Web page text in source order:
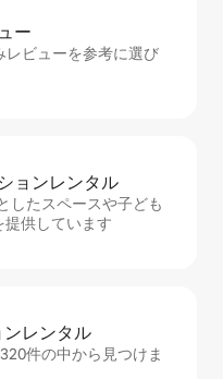
ー
ビューを参考に選び
ョ⁠ンレ⁠ン⁠タ⁠ル
したスペースや子ども
供しています
レ⁠ン⁠タ⁠ル
件の中から見つけま